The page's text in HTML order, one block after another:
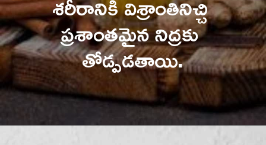
ప్రశాంతమైన నిద్రకు
తోడ్పడతాయి.